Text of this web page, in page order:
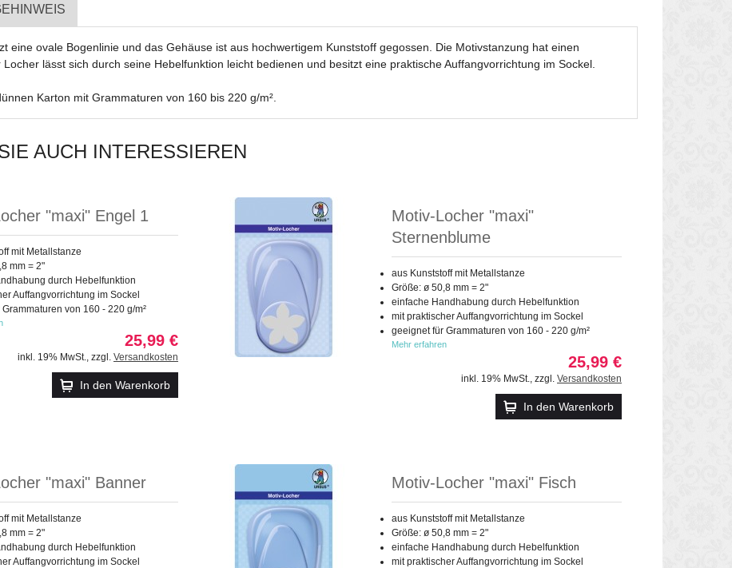
eine ovale Bogenlinie und das Gehäuse ist aus hochwertigem Kunststoff gegossen. Die Motivstanzung hat einen
lässt sich durch seine Hebelfunktion leicht bedienen und besitzt eine praktische Auffangvorrichtung im Sockel.
Karton mit Grammaturen von 160 bis 220 g/m².
AUCH INTERESSIEREN
"maxi" Engel 1
mit Metallstanze
mm = 2"
durch Hebelfunktion
Auffangvorrichtung im Sockel
von 160 - 220 g/m²
25,99 €
inkl. 19% MwSt., zzgl. Versandkosten
In den Warenkorb
Motiv-Locher "maxi"
Sternenblume
aus Kunststoff mit Metallstanze
Größe: ø 50,8 mm = 2"
einfache Handhabung durch Hebelfunktion
mit praktischer Auffangvorrichtung im Sockel
geeignet für Grammaturen von 160 - 220 g/m²
Mehr erfahren
25,99 €
inkl. 19% MwSt., zzgl. Versandkosten
In den Warenkorb
"maxi" Banner
mit Metallstanze
mm = 2"
durch Hebelfunktion
Auffangvorrichtung im Sockel
Motiv-Locher "maxi" Fisch
aus Kunststoff mit Metallstanze
Größe: ø 50,8 mm = 2"
einfache Handhabung durch Hebelfunktion
mit praktischer Auffangvorrichtung im Sockel